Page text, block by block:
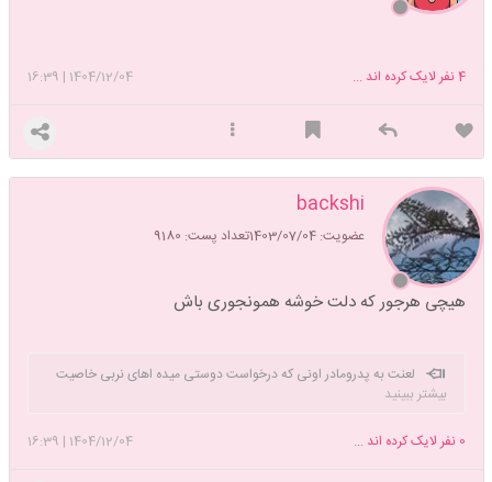
1404/12/04
|
16:39 4نفر لایک کرده اند ...
backshi
عضویت: 1403/07/04 تعداد پست: 9180
هیچی هرجور که دلت خوشه همونجوری باش
لعنت به پدرومادر اونی که درخواست دوستی میده اهای نربی خاصیت
سایت درخواست نده
بیشتر ببینید
1404/12/04
|
16:39 0 نفر لایک کرده اند ...